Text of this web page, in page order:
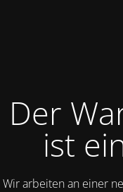
Der
ist
Wir arbeiten an einer